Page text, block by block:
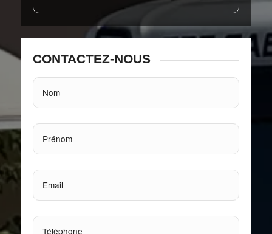
CONTACTEZ-NOUS